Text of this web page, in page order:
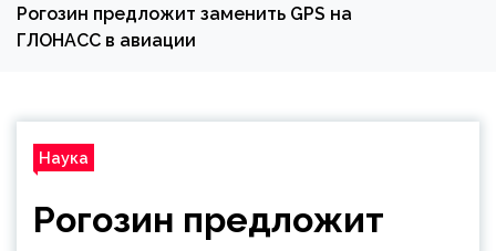
Рогозин предложит заменить GPS на
ГЛОНАСС в авиации
Наука
Рогозин предложит